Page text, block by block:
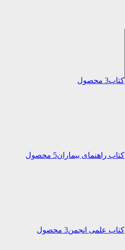
کتاب3 محصول
کتاب راهنمای بیماران5 محصول
کتاب علمی انجمن3 محصول